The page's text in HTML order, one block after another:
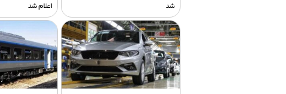
شد
اعلام شد